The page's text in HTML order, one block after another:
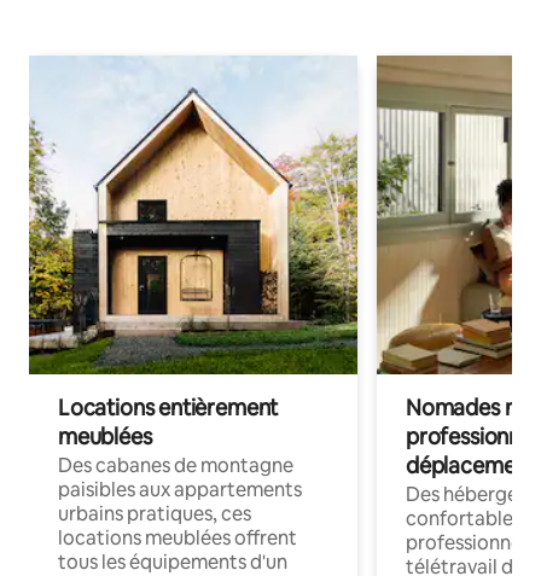
Locations entièrement
meublées
Des cabanes de montagne
paisibles aux appartements
urbains pratiques, ces
locations meublées offrent
tous les équipements d'un
Nomades
déplacement
Des
confortables
professionnels
télétravail